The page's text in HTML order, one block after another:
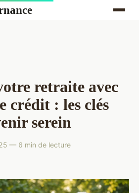
retraite avec
crédit : les clés
serein
— 6 min de lecture